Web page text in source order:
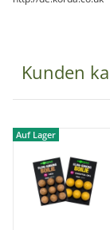
Kunden
Auf Lager